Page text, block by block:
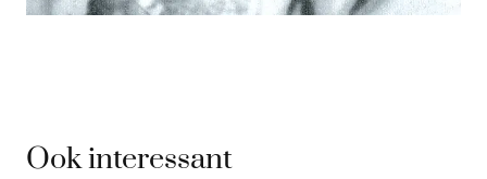
Ook interessant